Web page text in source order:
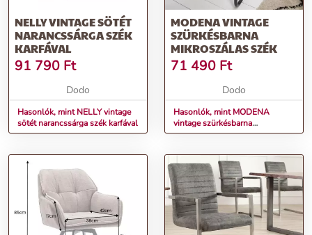
NELLY VINTAGE SÖTÉT
NARANCSSÁRGA SZÉK
KARFÁVAL
91 790 Ft
Dodo
Hasonlók, mint NELLY vintage
sötét narancssárga szék karfával
MODENA VINTAGE
SZÜRKÉSBARNA
MIKROSZÁLAS SZÉK
71 490 Ft
Dodo
Hasonlók, mint MODENA
vintage szürkésbarna
mikroszálas szék